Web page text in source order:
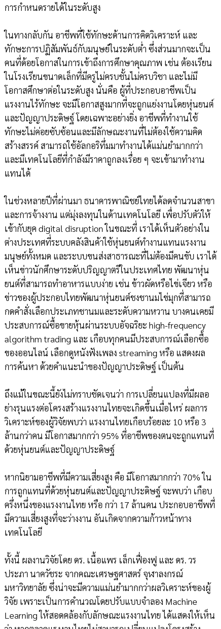
การกำหนดรายได้ในระดับสูง
ในทางกลับกัน อาชีพที่ใช้ทักษะด้านการคิดวิเคราะห์ และ
ทักษะการปฏิสัมพันธ์กับมนุษย์ในระดับต่ำ ซึ่งส่วนมากจะเป็น
คนที่ด้อยโอกาสในการเข้าถึงการศึกษาคุณภาพ เช่น ต้องเรียน
ในโรงเรียนขนาดเล็กที่มีครูไม่ครบชั้นไม่ครบวิชา และไม่มี
โอกาสศึกษาต่อในระดับสูง นั่นคือ ผู้ที่ประกอบอาชีพเป็น
แรงงานไร้ทักษะ จะมีโอกาสสูงมากที่จะถูกแย่งงานโดยหุ่นยนต์
และปัญญาประดิษฐ์ โดยเฉพาะอย่างยิ่ง อาชีพที่ทำงานใช้
ทักษะไม่ค่อยซับซ้อนและมีลักษณะงานที่ไม่ต้องใช้ความคิด
สร้างสรรค์ สามารถใช้อัลกอริทึ่มมาทำงานได้แม่นยำมากกว่า
และมีเทคโนโลยีที่กำลังมีราคาถูกลงเรื่อย ๆ จะเข้ามาทำงาน
แทนได้
ในช่วงหลายปีที่ผ่านมา ธนาคารพาณิชย์ไทยได้ลดจำนวนสาขา
และการจ้างงาน แต่มุ่งลงทุนในด้านเทคโนโลยี เพื่อปรับตัวให้
เข้ากับยุค digital disruption ในขณะที่ เราได้เห็นตัวอย่างใน
ต่างประเทศที่ระบบคลังสินค้าใช้หุ่นยนต์ทำงานแทนแรงงาน
มนุษย์ทั้งหมด และระบบขนส่งสาธารณะที่ไม่ต้องมีคนขับ เราได้
เห็นข่าวนักศึกษาระดับปริญญาตรีในประเทศไทย พัฒนาหุ่น
ยนต์ที่สามารถทำอาหารแบบง่าย เช่น ข้าวผัดหรือไข่เจียว หรือ
ข่าวของผู้ประกอบไทยพัฒนาหุ่นยนต์ชงชานมไข่มุกที่สามารถ
กดคำสั่งเลือกประเภทชานมและระดับความหวาน บางคนเคยมี
ประสบการณ์ซื้อขายหุ้นผ่านระบบอัจฉริยะ high-frequency
algorithm trading และ เกือบทุกคนมีประสบการณ์เลือกซื้อ
ของออนไลน์ เลือกดูหนังฟังเพลง streaming หรือ แสดงผล
การค้นหา ด้วยคำแนะนำของปัญญาประดิษฐ์ เป็นต้น
ถึงแม้ในขณะนี้ยังไม่ทราบชัดเจนว่า การเปลี่ยนแปลงที่มีผลอ
ย่างรุนแรงต่อโครงสร้างแรงงานไทยจะเกิดขึ้นเมื่อไหร่ ผลการ
วิเคราะห์ของผู้วิจัยพบว่า แรงงานไทยเกือบร้อยละ 10 หรือ 3
ล้านกว่าคน มีโอกาสมากกว่า 95% ที่อาชีพของตนจะถูกแทนที่
ด้วยหุ่นยนต์และปัญญาประดิษฐ์
หากนิยามอาชีพที่มีความเสี่ยงสูง คือ มีโอกาสมากกว่า 70% ใน
การถูกแทนที่ด้วยหุ่นยนต์และปัญญาประดิษฐ์ จะพบว่า เกือบ
ครึ่งหนึ่งของแรงงานไทย หรือ กว่า 17 ล้านคน ประกอบอาชีพที่
มีความเสี่ยงสูงที่จะว่างงาน อันเกิดจากความก้าวหน้าทาง
เทคโนโลยี
ทั้งนี้ ผลงานวิจัยโดย ดร. เนื้อแพร เล็กเฟื่องฟู และ ดร. วร
ประภา นาควัชระ จากคณะเศรษฐศาสตร์ จุฬาลงกรณ์
มหาวิทยาลัย ซึ่งน่าจะมีความแม่นยำมากกว่าผลวิเคราะห์ของผู้
วิจัย เพราะเป็นการคำนวณโดยปรับแบบจำลอง Machine
Learning ให้สอดคล้องกับลักษณะแรงงานไทย ได้แสดงให้เห็น